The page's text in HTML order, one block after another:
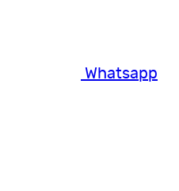
Whatsapp